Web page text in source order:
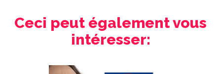
Ceci peut également vous
intéresser: